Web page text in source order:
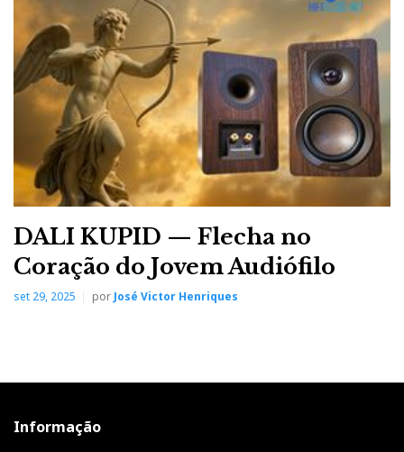
DALI KUPID — Flecha no
Coração do Jovem Audiófilo
set 29, 2025 por José Victor Henriques
Informação